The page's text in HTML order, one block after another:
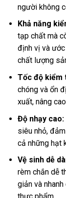
người không
Khả năng
tạp chất mà
định vị và
chất lượng
Tốc độ kiểm
chóng và ổn
xuất, nâng
Độ nhạy cao:
siêu nhỏ,
cả những hạt
Vệ sinh dễ
rèm chắn dễ
giản và